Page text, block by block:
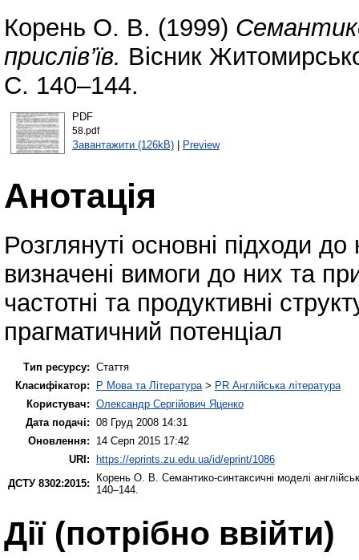
Корень О. В. (1999)
прислів’їв. Вісник
С. 140–144.
PDF
58.pdf
Завантажити (126kB)| Preview
Анотація
Розглянуті основні підходи
визначені вимоги до них та
частотні та продуктивні
прагматичний потенціал
Тип ресурсу: Стаття
Класифікатор:
P Мова та Література > PR Англійська література
Користувач: Олександр Сергійович Яценко
Дата подачі: 08 Груд 2008 14:31
Оновлення:
14 Серп 2015 17:42
URI: https://eprints.zu.edu.ua/id/eprint/1086
ДСТУ 8302:2015:
Корень О. В. Семантико-синтаксичні моделі
140–144.
Дії ​​(потрібно ввійти)